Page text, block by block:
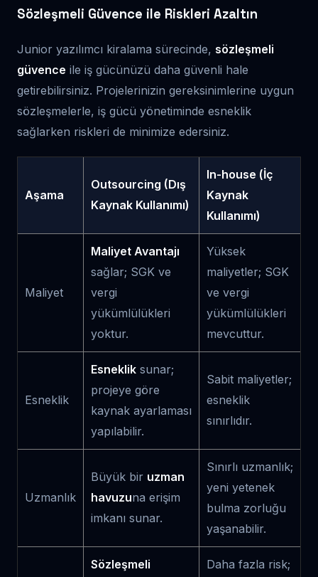
Sözleşmeli Güvence ile Riskleri Azaltın
Junior yazılımcı kiralama sürecinde, sözleşmeli
güvence ile iş gücünüzü daha güvenli hale
getirebilirsiniz. Projelerinizin gereksinimlerine uygun
sözleşmelerle, iş gücü yönetiminde esneklik
sağlarken riskleri de minimize edersiniz.
Aşama
Outsourcing (Dış
Kaynak Kullanımı)
In-house (İç
Kaynak
Kullanımı)
Maliyet
Maliyet Avantajı
sağlar; SGK ve
vergi
yükümlülükleri
yoktur.
Yüksek
maliyetler; SGK
ve vergi
yükümlülükleri
mevcuttur.
Esneklik
Esneklik sunar;
projeye göre
kaynak ayarlaması
yapılabilir.
Sabit maliyetler;
esneklik
sınırlıdır.
Uzmanlık
Büyük bir uzman
havuzuna erişim
imkanı sunar.
Sınırlı uzmanlık;
yeni yetenek
bulma zorluğu
yaşanabilir.
Sözleşmeli Daha fazla risk;